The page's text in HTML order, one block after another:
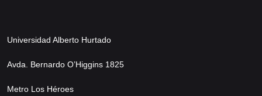
Universidad Alberto Hurtado
Avda. Bernardo O’Higgins 1825
Metro Los Héroes